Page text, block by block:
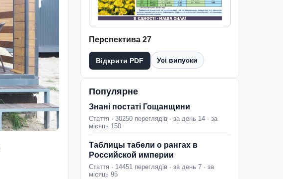
Перспектива 27
Відкрити PDF Усі випуски
Популярне
Знані постаті Гощанщини
Стаття · 30250 переглядів · за день 14 · за
місяць 150
Таблицы табели о рангах в
Российской империи
Стаття · 14451 переглядів · за день 7 · за
місяць 95